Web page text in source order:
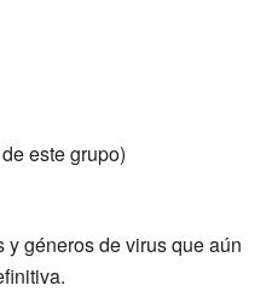
este grupo)
géneros de virus que aún